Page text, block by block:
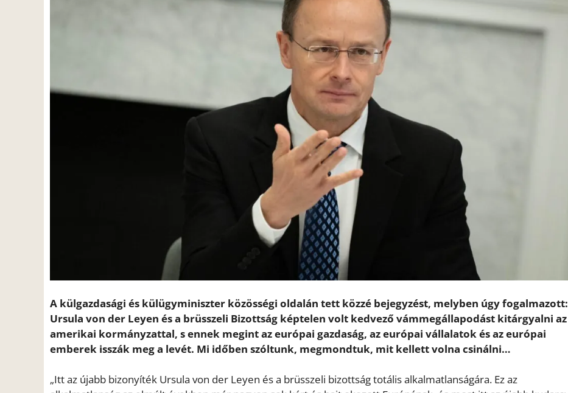
A külgazdasági és külügyminiszter közösségi oldalán tett közzé bejegyzést, melyben úgy fogalmazott:
Ursula von der Leyen és a brüsszeli Bizottság képtelen volt kedvező vámmegállapodást kitárgyalni az
amerikai kormányzattal, s ennek megint az európai gazdaság, az európai vállalatok és az európai
emberek isszák meg a levét. Mi időben szóltunk, megmondtuk, mit kellett volna csinálni…
„Itt az újabb bizonyíték Ursula von der Leyen és a brüsszeli bizottság totális alkalmatlanságára. Ez az